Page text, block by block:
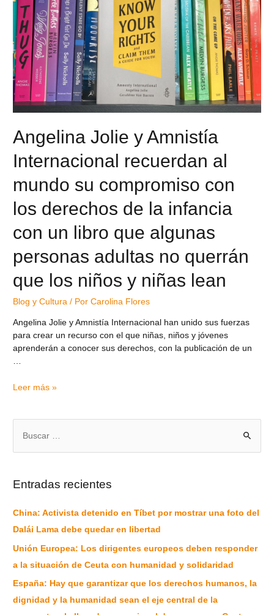
Angelina Jolie y Amnistía
Internacional recuerdan al
mundo su compromiso con
los derechos de la infancia
con un libro que algunas
personas adultas no querrán
que los niños y niñas lean
Blog y Cultura / PorCarolina Flores
Angelina Jolie y Amnistía Internacional han unido sus fuerzas
para crear un recurso con el que niñas, niños y jóvenes
aprenderán a conocer sus derechos, con la publicación de un
Leer más »
Entradas recientes
China: Activista detenido en Tíbet por mostrar una foto del
Dalái Lama debe quedar en libertad
Unión Europea: Los dirigentes europeos deben responder
a la situación de Ceuta con humanidad y solidaridad
España: Hay que garantizar que los derechos humanos, la
dignidad y la humanidad sean el eje central de la